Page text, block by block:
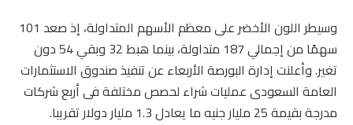
وسيطر اللون الأخضر على معظم الأسهم المتداولة، إذ صعد 101
سهمًا من إجمالي 187 متداولة، بينما هبط 32 وبقي 54 دون
تغير. وأعلنت إدارة البورصة الأربعاء عن تنفيذ صندوق الاستثمارات
العامة السعودى عمليات شراء لحصص مختلفة فى أربع شركات
مدرجة بقيمة 25 مليار جنيه ما يعادل 1.3 مليار دولار تقريبا.